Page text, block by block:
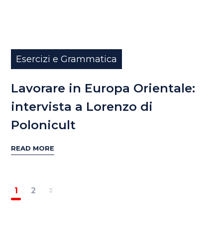
Esercizi e Grammatica
Lavorare in Europa Orientale:
intervista a Lorenzo di
Polonicult
READ MORE
1 2